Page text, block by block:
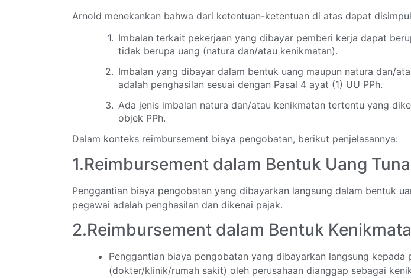
Arnold menekankan bahwa dari ketentuan-ketentuan di atas dapat
Imbalan terkait pekerjaan yang dibayar pemberi kerja dapat
tidak berupa uang (natura dan/atau kenikmatan).
Imbalan yang dibayar dalam bentuk uang maupun natura dan/
adalah penghasilan sesuai dengan Pasal 4 ayat (1) UU PPh.
Ada jenis imbalan natura dan/atau kenikmatan tertentu yang
objek PPh.
Dalam konteks reimbursement biaya pengobatan, berikut penjelasannya:
1.Reimbursement dalam Bentuk Uang
Penggantian biaya pengobatan yang dibayarkan langsung dalam bentuk
pegawai adalah penghasilan dan dikenai pajak.
2.Reimbursement dalam Bentuk
Penggantian biaya pengobatan yang dibayarkan langsung kepada
(dokter/klinik/rumah sakit) oleh perusahaan dianggap sebagai